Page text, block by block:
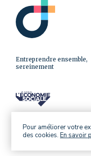
Entreprendre ensemble,
sereinement
Pour améliorer votre
des cookies. En savoir